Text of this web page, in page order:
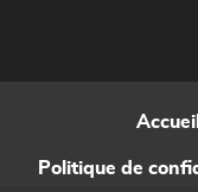
Accueil
Politique de